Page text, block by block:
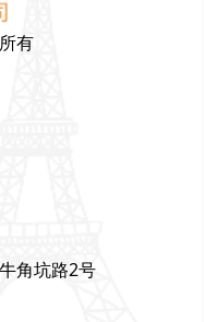
有
角坑路2号